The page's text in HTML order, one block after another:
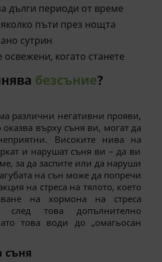
дълги периоди от време
пъти през нощта
сутрин
освежени, когато станете
безсъние?
различни негативни прояви,
върху съня ви, могат да
Високите нива на
и нарушат съня ви – да ви
за да заспите или да наруши
на сън може да попречи
на стреса на тялото, което
на хормона на стреса
след това допълнително
това води до „омагьосан
съня